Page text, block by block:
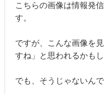
こちらの画像は情報発
す。
ですが、こんな画像を
すね」と思われるかもし
でも、そうじゃないんで